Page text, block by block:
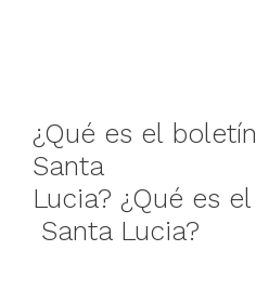
¿Qué es el boletín
Santa
Lucia? ¿Qué es el
Santa Lucia?